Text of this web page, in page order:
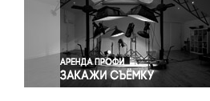
Спорт
Экология
Экономика и бизнес